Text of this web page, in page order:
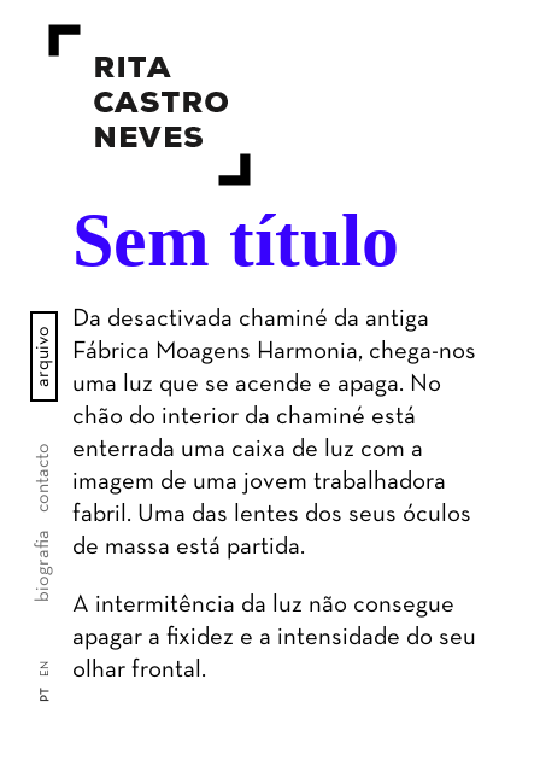
PT
EN
biografia
contacto
arquivo
Sem título
Da desactivada chaminé da antiga
Fábrica Moagens Harmonia, chega-nos
uma luz que se acende e apaga. No
chão do interior da chaminé está
enterrada uma caixa de luz com a
imagem de uma jovem trabalhadora
fabril. Uma das lentes dos seus óculos
de massa está partida.
A intermitência da luz não consegue
apagar a fixidez e a intensidade do seu
olhar frontal.